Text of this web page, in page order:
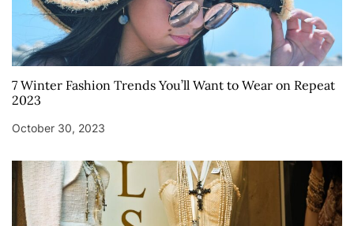
7 Winter Fashion Trends You’ll Want to Wear on Repeat
2023
October 30, 2023